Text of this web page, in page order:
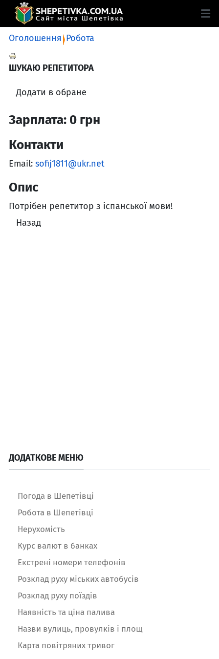
Оголошення Робота
ШУКАЮ РЕПЕТИТОРА
Додати в обране
Зарплата: 0 грн
Контакти
Email: sofij1811@ukr.net
Опис
Потрібен репетитор з іспанської мови!
Назад
ДОДАТКОВЕ МЕНЮ
Погода в Шепетівці
Робота в Шепетівці
Нерухомість
Курс валют в банках
Екстрені номери телефонів
Розклад руху міських автобусів
Розклад руху поїздів
Наявність та ціна палива
Назви вулиць, провулків і площ
Карта повітряних тривог